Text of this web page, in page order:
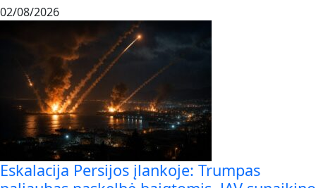
02/08/2026
Eskalacija Persijos įlankoje: Trumpas